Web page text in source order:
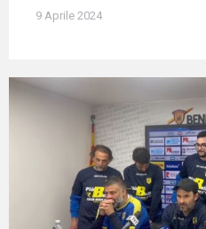
9 Aprile 2024